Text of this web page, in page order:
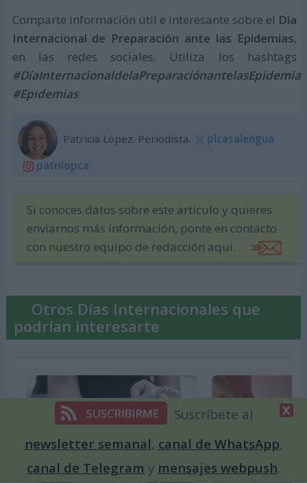
Comparte información útil e interesante sobre el Día
Internacional de Preparación ante las Epidemias,
en las redes sociales. Utiliza los hashtags
#DíaInternacionaldelaPreparaciónantelasEpidemias
#Epidemias
Patricia López. Periodista.
plcasalengua
patrilopca
Si conoces datos sobre este artículo y quieres
enviarnos más información, ponte en contacto
con nuestro equipo de redacción aquí.
Otros Días Internacionales que
podrían interesarte
Suscríbete al
newsletter semanal, canal de WhatsApp,
canal de Telegram y mensajes webpush.